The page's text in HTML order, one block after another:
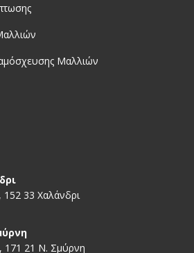
Μαλλιών
33 Χαλάνδρι
21 Ν. Σμύρνη